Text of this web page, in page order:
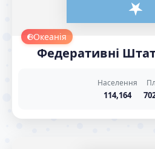
Океанія
Федеративні
Населення
114,164